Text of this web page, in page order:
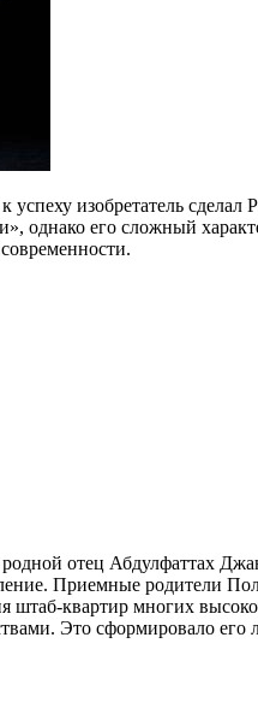
изобретатель
однако его сложный
отец Абдулфаттах
Приемные родители
квартир многих
Это сформировало его